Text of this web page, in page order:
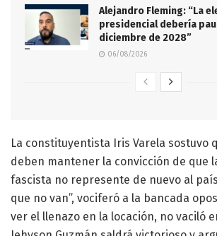
Alejandro Fleming: “La
presidencial debería
diciembre de 2028”
06/08/2026
La constituyentista Iris Varela sostuvo
deben mantener la convicción de que
fascista no represente de nuevo al
que no van”, vociferó a la bancada
ver el llenazo en la locación, no vaciló